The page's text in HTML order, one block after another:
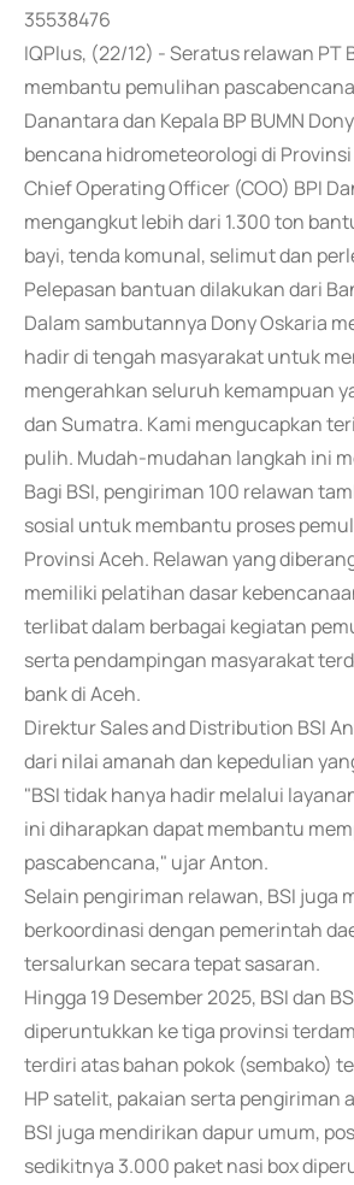
35538476
IQPlus, (22/12) - Seratus relawan
membantu pemulihan
Danantara dan Kepala BP BUMN
bencana hidrometeorologi di
Chief Operating Officer (COO) BPI
mengangkut lebih dari 1.300 ton
bayi, tenda komunal, selimut dan
Pelepasan bantuan dilakukan dari
Dalam sambutannya Dony Oskaria
hadir di tengah masyarakat untuk
mengerahkan seluruh kemampuan
dan Sumatra. Kami mengucapkan
pulih. Mudah-mudahan langkah ini
Bagi BSI, pengiriman 100 relawan
sosial untuk membantu proses
Provinsi Aceh. Relawan yang
memiliki pelatihan dasar
terlibat dalam berbagai kegiatan
serta pendampingan masyarakat
bank di Aceh.
Direktur Sales and Distribution BSI
dari nilai amanah dan kepedulian
"BSI tidak hanya hadir melalui
ini diharapkan dapat membantu
pascabencana," ujar Anton.
Selain pengiriman relawan, BSI
berkoordinasi dengan pemerintah
tersalurkan secara tepat sasaran.
Hingga 19 Desember 2025, BSI dan
diperuntukkan ke tiga provinsi
terdiri atas bahan pokok (sembako)
HP satelit, pakaian serta pengiriman
BSI juga mendirikan dapur umum,
sedikitnya 3.000 paket nasi box